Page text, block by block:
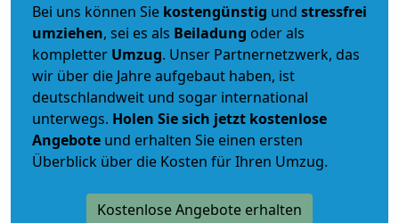
Bei uns können Sie kostengünstig und stressfrei
umziehen, sei es als Beiladung oder als
kompletter Umzug. Unser Partnernetzwerk, das
wir über die Jahre aufgebaut haben, ist
deutschlandweit und sogar international
unterwegs. Holen Sie sich jetzt kostenlose
Angebote und erhalten Sie einen ersten
Überblick über die Kosten für Ihren Umzug.
Kostenlose Angebote erhalten